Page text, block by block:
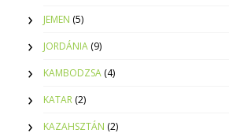
JEMEN (5)
JORDÁNIA (9)
KAMBODZSA (4)
KATAR (2)
KAZAHSZTÁN (2)